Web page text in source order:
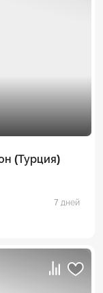
(Турция)
7 дней